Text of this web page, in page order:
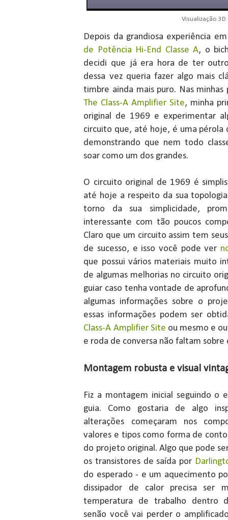
Visualização 3D
Depois da grandiosa experiência
de Potência Hi-End Classe A, o
decidi que já era hora de ter
dessa vez queria fazer algo mais
timbre ainda mais puro. Nas
The Class-A Amplifier Site, minha
original de 1969 e experimentar
circuito que, até hoje, é uma pérola
demonstrando que nem todo
soar como um dos grandes.
O circuito original de 1969 é
até hoje a respeito da sua
torno da sua simplicidade,
interessante com tão poucos
Claro que um circuito assim tem
de sucesso, e isso você pode ver
que possui vários materiais muito
de algumas melhorias no circuito
guiar caso tenha vontade de
algumas informações sobre o
essas informações podem ser
Class-A Amplifier Site ou mesmo e
e roda de conversa não faltam sobre
Montagem robusta e visual
Fiz a montagem inicial seguindo o
guia. Como gostaria de algo
alterações começaram nos
valores e tipos como forma de
do projeto original. Algo que pode
os transistores de saída por
do esperado - e um aquecimento
dissipador de calor precisa ser
temperatura de trabalho dentro
senão você vai perder o